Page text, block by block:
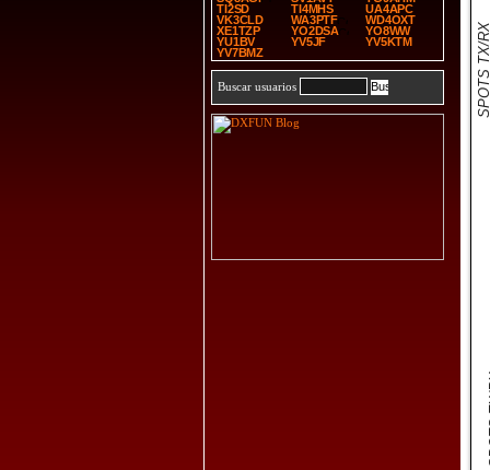
TI2SD
TI4MHS
UA4APC
VK3CLD
WA3PTF
WD4OXT
XE1TZP
YO2DSA
YO8WW
YU1BV
YV5JF
YV5KTM
YV7BMZ
Buscar usuarios